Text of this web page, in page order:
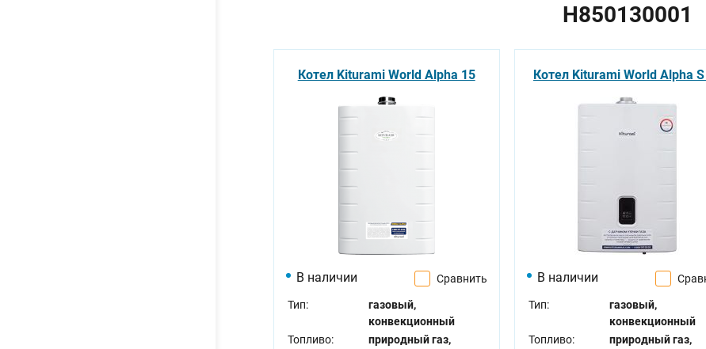
H850130001
Котел Kiturami World Alpha 15
В наличии Сравнить
Тип:
газовый,
конвекционный
Топливо:
природный газ,
Котел Kiturami World Alpha
В наличии
Тип:
газовый,
конвекционный
Топливо:
природный газ,